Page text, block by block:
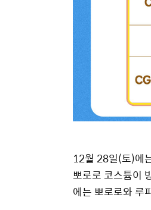
12월 28일(토)에
뽀로로 코스튬이
에는 뽀로로와 루